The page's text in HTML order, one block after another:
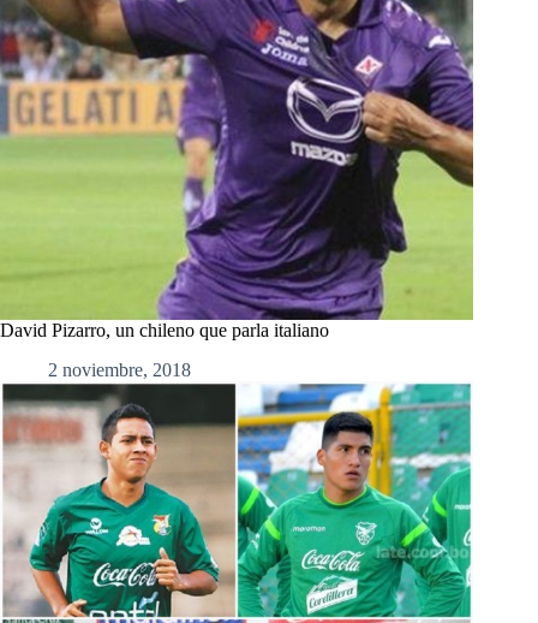
David Pizarro, un chileno que parla italiano
2 noviembre, 2018